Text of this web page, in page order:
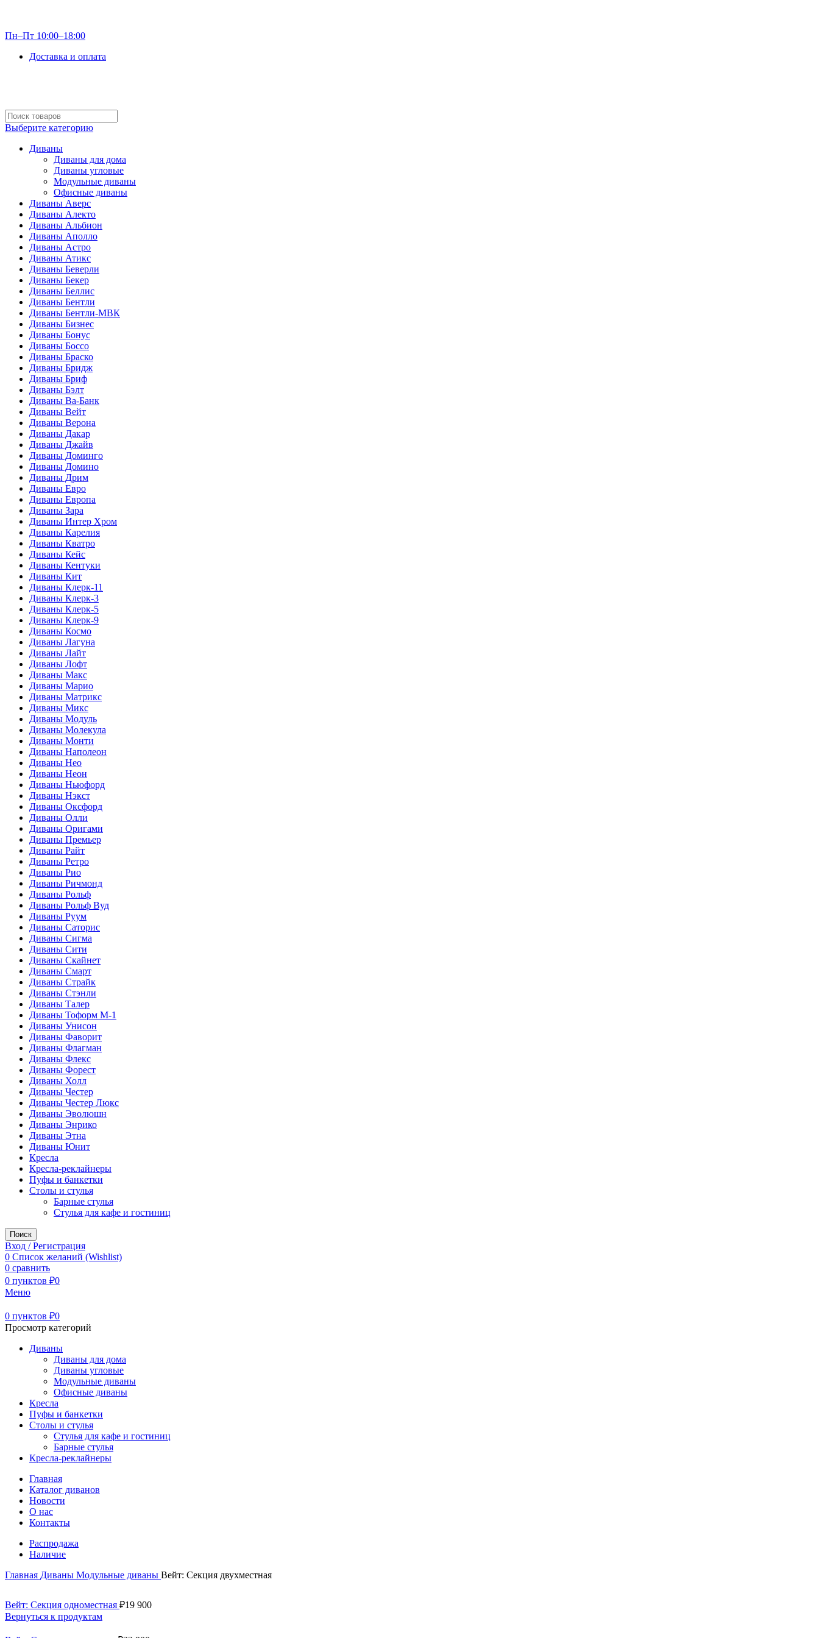
Пн–Пт 10:00–18:00
Доставка и оплата
Выберите категорию
Диваны
Диваны для дома
Диваны угловые
Модульные диваны
Офисные диваны
Диваны Аверс
Диваны Алекто
Диваны Альбион
Диваны Аполло
Диваны Астро
Диваны Атикс
Диваны Беверли
Диваны Бекер
Диваны Беллис
Диваны Бентли
Диваны Бентли-МВК
Диваны Бизнес
Диваны Бонус
Диваны Боссо
Диваны Браско
Диваны Бридж
Диваны Бриф
Диваны Бэлт
Диваны Ва-Банк
Диваны Вейт
Диваны Верона
Диваны Дакар
Диваны Джайв
Диваны Доминго
Диваны Домино
Диваны Дрим
Диваны Евро
Диваны Европа
Диваны Зара
Диваны Интер Хром
Диваны Карелия
Диваны Кватро
Диваны Кейс
Диваны Кентуки
Диваны Кит
Диваны Клерк-11
Диваны Клерк-3
Диваны Клерк-5
Диваны Клерк-9
Диваны Космо
Диваны Лагуна
Диваны Лайт
Диваны Лофт
Диваны Макс
Диваны Марио
Диваны Матрикс
Диваны Микс
Диваны Модуль
Диваны Молекула
Диваны Монти
Диваны Наполеон
Диваны Нео
Диваны Неон
Диваны Ньюфорд
Диваны Нэкст
Диваны Оксфорд
Диваны Олли
Диваны Оригами
Диваны Премьер
Диваны Райт
Диваны Ретро
Диваны Рио
Диваны Ричмонд
Диваны Рольф
Диваны Рольф Вуд
Диваны Руум
Диваны Саторис
Диваны Сигма
Диваны Сити
Диваны Скайнет
Диваны Смарт
Диваны Страйк
Диваны Стэнли
Диваны Талер
Диваны Тоформ М-1
Диваны Унисон
Диваны Фаворит
Диваны Флагман
Диваны Флекс
Диваны Форест
Диваны Холл
Диваны Честер
Диваны Честер Люкс
Диваны Эволюшн
Диваны Энрико
Диваны Этна
Диваны Юнит
Кресла
Кресла-реклайнеры
Пуфы и банкетки
Столы и стулья
Барные стулья
Стулья для кафе и гостиниц
Поиск
Вход / Регистрация
0 Список желаний (Wishlist)
0 сравнить
0 пунктов ₽0
Меню
0 пунктов ₽0
Просмотр категорий
Диваны
Диваны для дома
Диваны угловые
Модульные диваны
Офисные диваны
Кресла
Пуфы и банкетки
Столы и стулья
Стулья для кафе и гостиниц
Барные стулья
Кресла-реклайнеры
Главная
Каталог диванов
Новости
О нас
Контакты
Распродажа
Наличие
Главная Диваны Модульные диваны Вейт: Секция двухместная
Вейт: Секция одноместная ₽19 900
Вернуться к продуктам